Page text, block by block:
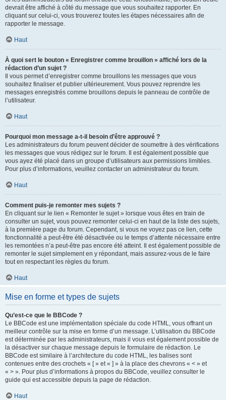
devrait être affiché à côté du message que vous souhaitez rapporter. En
cliquant sur celui-ci, vous trouverez toutes les étapes nécessaires afin de
rapporter le message.
Haut
À quoi sert le bouton « Enregistrer comme brouillon » affiché lors de la
rédaction d’un sujet ?
Il vous permet d’enregistrer comme brouillons les messages que vous
souhaitez finaliser et publier ultérieurement. Vous pouvez reprendre les
messages enregistrés comme brouillons depuis le panneau de contrôle de
l’utilisateur.
Haut
Pourquoi mon message a-t-il besoin d’être approuvé ?
Les administrateurs du forum peuvent décider de soumettre à des vérifications
les messages que vous rédigez sur le forum. Il est également possible que
vous ayez été placé dans un groupe d’utilisateurs aux permissions limitées.
Pour plus d’informations, veuillez contacter un administrateur du forum.
Haut
Comment puis-je remonter mes sujets ?
En cliquant sur le lien « Remonter le sujet » lorsque vous êtes en train de
consulter un sujet, vous pouvez remonter celui-ci en haut de la liste des sujets,
à la première page du forum. Cependant, si vous ne voyez pas ce lien, cette
fonctionnalité a peut-être été désactivée ou le temps d’attente nécessaire entre
les remontées n’a peut-être pas encore été atteint. Il est également possible de
remonter le sujet simplement en y répondant, mais assurez-vous de le faire
tout en respectant les règles du forum.
Haut
Mise en forme et types de sujets
Qu’est-ce que le BBCode ?
Le BBCode est une implémentation spéciale du code HTML, vous offrant un
meilleur contrôle sur la mise en forme d’un message. L’utilisation du BBCode
est déterminée par les administrateurs, mais il vous est également possible de
la désactiver sur chaque message depuis le formulaire de rédaction. Le
BBCode est similaire à l’architecture du code HTML, les balises sont
contenues entre des crochets « [ » et « ] » à la place des chevrons « < » et
« > ». Pour plus d’informations à propos du BBCode, veuillez consulter le
guide qui est accessible depuis la page de rédaction.
Haut